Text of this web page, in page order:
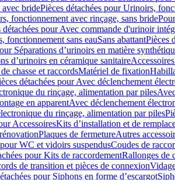
bridePièces détachées pour Urinoirs,
fonctionnement avec rinçage, sans bride
détachées pour Avec commande d'urinoir
fonctionnement sans eauSans abattantPièces
Séparations d’urinoirs en matière
d’urinoirs en céramique sanitaireAccessoires
chasse et raccordsMatériel de fixation
détachées pour Avec déclenchement
du rinçage, alimentation par piles
en apparentAvec déclenchement
du rinçage, alimentation par piles
AccessoiresKits d’installation et de
Plaques de fermetureAutres
WC et vidoirs suspendusCoudes de
pour Kits de raccordementRallonges de
de transition et pièces de connexion
pour Siphons en forme d’escargot